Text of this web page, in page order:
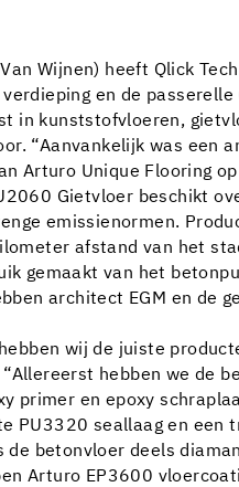
Wijnen) heeft Qlick
en de
in kunststofvloeren,
“Aanvankelijk was een
Arturo Unique Flooring
Gietvloer beschikt
emissienormen.
afstand van het
gemaakt van het
architect EGM en de
wij de juiste
hebben we de
primer en epoxy
PU3320 seallaag en een
betonvloer deels
Arturo EP3600